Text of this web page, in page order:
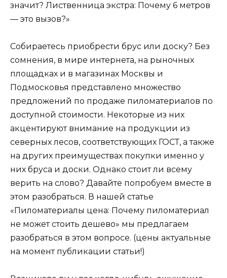
значит? Лиственница экстра: Почему 6 метров
— это вызов?»
Собираетесь приобрести брус или доску? Без
сомнения, в мире интернета, на рыночных
площадках и в магазинах Москвы и
Подмосковья представлено множество
предложений по продаже пиломатериалов по
доступной стоимости. Некоторые из них
акцентируют внимание на продукции из
северных лесов, соответствующих ГОСТ, а также
на других преимуществах покупки именно у
них бруса и доски. Однако стоит ли всему
верить на слово? Давайте попробуем вместе в
этом разобраться. В нашей статье
«Пиломатериалы цена: Почему пиломатериал
не может стоить дешево» мы предлагаем
разобраться в этом вопросе. (цены актуальные
на момент публикации статьи!)